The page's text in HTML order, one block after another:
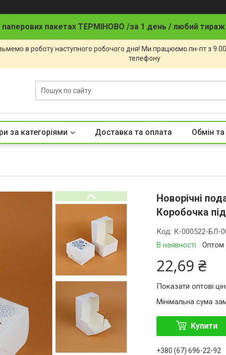
паперових пакетах ТЕРМІНОВО /за 1 день / любий тираж
в роботу наступного робочого дня! Ми працюємо пн-пт з
телефону
за категоріями Доставка та оплата Обмін
Новорічні
Коробочка
В наявності Оптом
Код: К-000522-БЛ-
22,69 ₴
Показати оптові
Мінімальна сума
Купити
+380 (67) 696-22-92